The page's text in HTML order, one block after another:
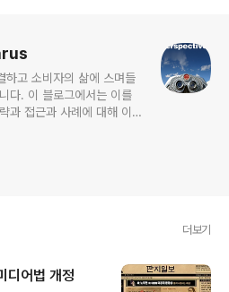
하고 소비자의 삶에 스며들
다. 이 블로그에서는 이를
과 접근과 사례에 대해 이야
더보기
디어법 개정